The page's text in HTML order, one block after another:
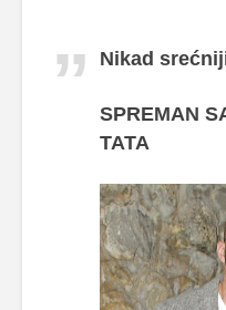
Nikad
SPREMAN
TATA